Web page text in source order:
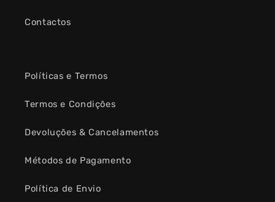
Contactos
Políticas e Termos
Termos e Condições
Devoluções & Cancelamentos
Métodos de Pagamento
Política de Envio